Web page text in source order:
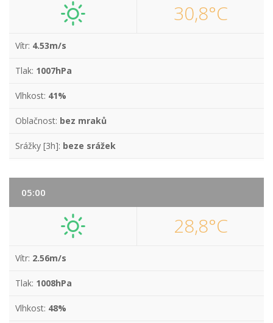
30,8°C
Vítr: 4.53m/s
Tlak: 1007hPa
Vlhkost: 41%
Oblačnost: bez mraků
Srážky [3h]: beze srážek
05:00
28,8°C
Vítr: 2.56m/s
Tlak: 1008hPa
Vlhkost: 48%